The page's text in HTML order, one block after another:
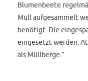
Blumenbeete
Müll aufgesammelt
benötigt. Die
eingesetzt werden:
als Müllberge.“